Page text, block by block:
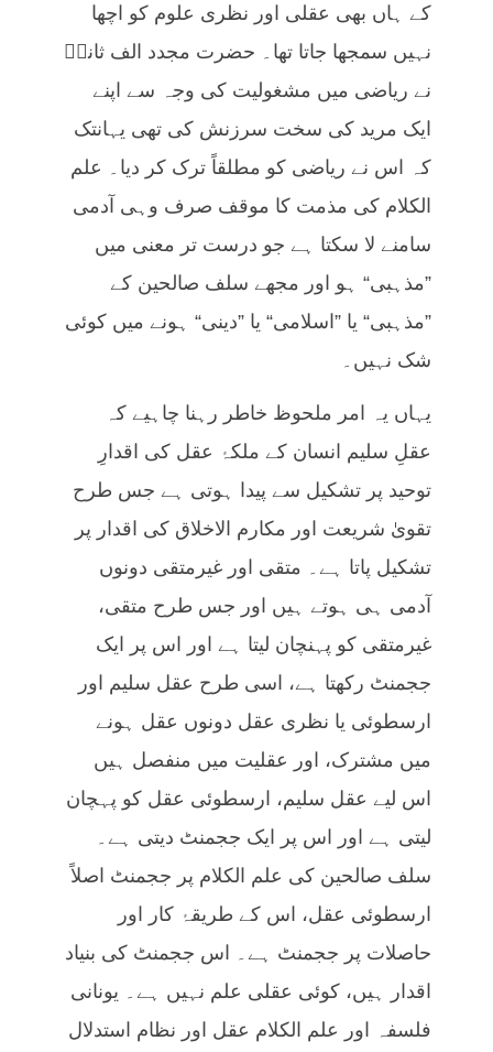
کے ہاں بھی عقلی اور نظری علوم کو اچھا
نہیں سمجھا جاتا تھا۔ حضرت مجدد الف ثانیؒ
نے ریاضی میں مشغولیت کی وجہ سے اپنے
ایک مرید کی سخت سرزنش کی تھی یہانتک
کہ اس نے ریاضی کو مطلقاً ترک کر دیا۔ علم
الکلام کی مذمت کا موقف صرف وہی آدمی
سامنے لا سکتا ہے جو درست تر معنی میں
”مذہبی“ ہو اور مجھے سلف صالحین کے
”مذہبی“ یا ”اسلامی“ یا ”دینی“ ہونے میں کوئی
شک نہیں۔
یہاں یہ امر ملحوظ خاطر رہنا چاہیے کہ
عقلِ سلیم انسان کے ملکۂ عقل کی اقدارِ
توحید پر تشکیل سے پیدا ہوتی ہے جس طرح
تقویٰ شریعت اور مکارم الاخلاق کی اقدار پر
تشکیل پاتا ہے۔ متقی اور غیرمتقی دونوں
آدمی ہی ہوتے ہیں اور جس طرح متقی،
غیرمتقی کو پہنچان لیتا ہے اور اس پر ایک
ججمنٹ رکھتا ہے، اسی طرح عقل سلیم اور
ارسطوئی یا نظری عقل دونوں عقل ہونے
میں مشترک، اور عقلیت میں منفصل ہیں
اس لیے عقل سلیم، ارسطوئی عقل کو پہچان
لیتی ہے اور اس پر ایک ججمنٹ دیتی ہے۔
سلف صالحین کی علم الکلام پر ججمنٹ اصلاً
ارسطوئی عقل، اس کے طریقۂ کار اور
حاصلات پر ججمنٹ ہے۔ اس ججمنٹ کی بنیاد
اقدار ہیں، کوئی عقلی علم نہیں ہے۔ یونانی
فلسفہ اور علم الکلام عقل اور نظام استدلال